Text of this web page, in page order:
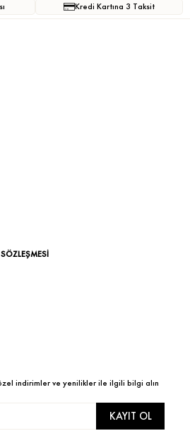
Kredi Kartına 3 Taksit
indirimler ve yenilikler ile ilgili bilgi alın
KAYIT OL